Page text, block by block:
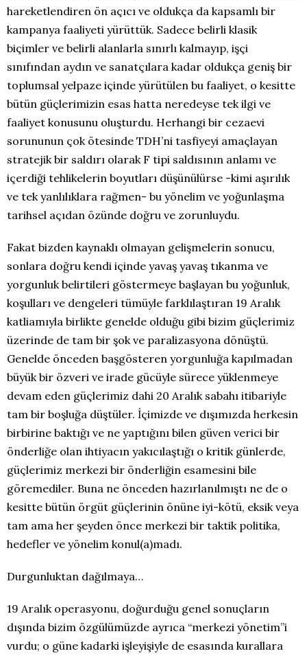
hareketlendiren ön açıcı ve oldukça da kapsamlı bir
kampanya faaliyeti yürüttük. Sadece belirli klasik
biçimler ve belirli alanlarla sınırlı kalmayıp, işçi
sınıfından aydın ve sanatçılara kadar oldukça geniş bir
toplumsal yelpaze içinde yürütülen bu faaliyet, o kesitte
bütün güçlerimizin esas hatta neredeyse tek ilgi ve
faaliyet konusunu oluşturdu. Herhangi bir cezaevi
sorununun çok ötesinde TDH’ni tasfiyeyi amaçlayan
stratejik bir saldırı olarak F tipi saldısının anlamı ve
içerdiği tehlikelerin boyutları düşünülürse -kimi aşırılık
ve tek yanlılıklara rağmen- bu yönelim ve yoğunlaşma
tarihsel açıdan özünde doğru ve zorunluydu.
Fakat bizden kaynaklı olmayan gelişmelerin sonucu,
sonlara doğru kendi içinde yavaş yavaş tıkanma ve
yorgunluk belirtileri göstermeye başlayan bu yoğunluk,
koşulları ve dengeleri tümüyle farklılaştıran 19 Aralık
katliamıyla birlikte genelde olduğu gibi bizim güçlerimiz
üzerinde de tam bir şok ve paralizasyona dönüştü.
Genelde önceden başgösteren yorgunluğa kapılmadan
büyük bir özveri ve irade gücüyle sürece yüklenmeye
devam eden güçlerimiz dahi 20 Aralık sabahı itibariyle
tam bir boşluğa düştüler. İçimizde ve dışımızda herkesin
birbirine baktığı ve ne yaptığını bilen güven verici bir
önderliğe olan ihtiyacın yakıcılaştığı o kritik günlerde,
güçlerimiz merkezi bir önderliğin esamesini bile
göremediler. Buna ne önceden hazırlanılmıştı ne de o
kesitte bütün örgüt güçlerinin önüne iyi-kötü, eksik veya
tam ama her şeyden önce merkezi bir taktik politika,
hedefler ve yönelim konul(a)madı.
Durgunluktan dağılmaya…
19 Aralık operasyonu, doğurduğu genel sonuçların
dışında bizim özgülümüzde ayrıca “merkezi yönetim”i
vurdu; o güne kadarki işleyişiyle de esasında kurallara